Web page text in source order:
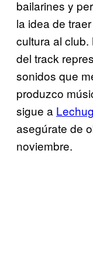
bailarines y
la idea de
cultura al
del track
sonidos que
produzco
sigue a
asegúrate de
noviembre.